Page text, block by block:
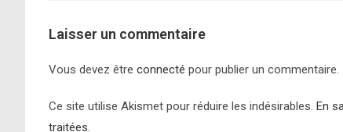
Laisser un commentaire
Vous devez être connecté pour publier un commentaire.
Ce site utilise Akismet pour réduire les indésirables. En
traitées.